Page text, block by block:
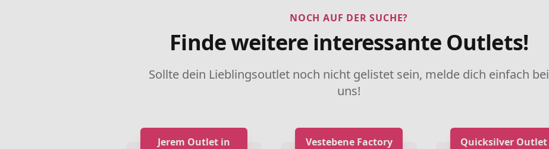
NOCH AUF DER SUCHE?
Finde weitere interessante Outlets!
Sollte dein Lieblingsoutlet noch nicht gelistet sein, melde dich einfach bei
uns!
Jerem Outlet in
Vestebene Factory
Quicksilver Outlet